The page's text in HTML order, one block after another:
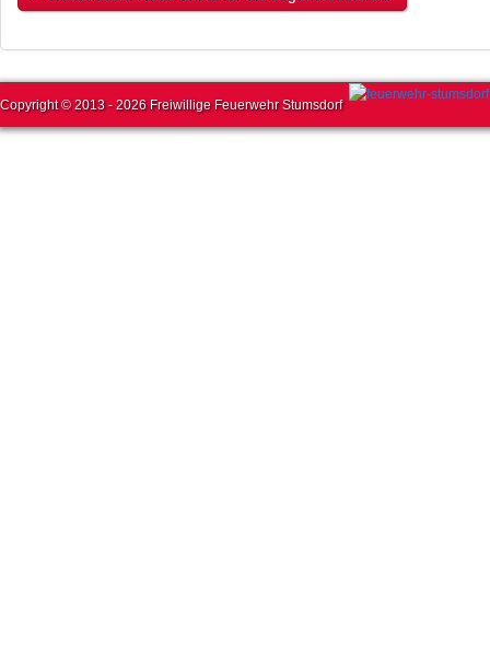
Copyright © 2013 - 2026 Freiwillige Feuerwehr Stumsdorf